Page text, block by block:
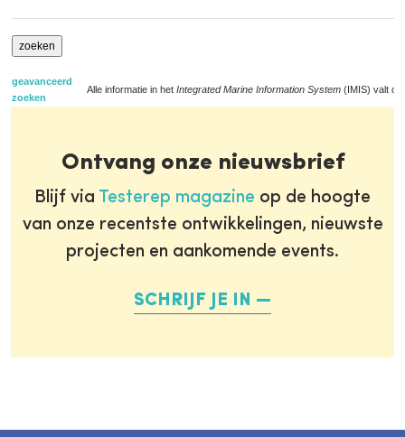
geavanceerd
zoeken
Alle informatie in het Integrated Marine Information System (IMIS) valt
Ontvang onze nieuwsbrief
Blijf via Testerep magazine op de hoogte
van onze recentste ontwikkelingen, nieuwste
projecten en aankomende events.
SCHRIJF JE IN